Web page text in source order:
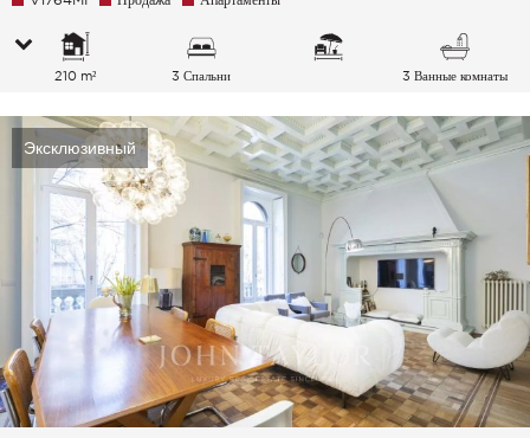
210 m² 3 Спальни 3 Ванные комнаты
Эксклюзивный